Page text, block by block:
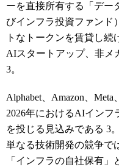
ーを直接所有する「デー
びインフラ投資ファンド
トなトークンを賃貸し続
AIスタートアップ、非メ
3。
Alphabet、Amazon、
2026年におけるAIインフ
を投じる見込みである 3
単なる技術開発の競争で
「インフラの自社保有